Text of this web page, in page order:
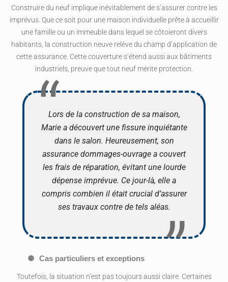
Construire du neuf implique inévitablement de s’assurer contre les
imprévus. Que ce soit pour une maison individuelle prête à accueillir
une famille ou un immeuble dans lequel se côtoieront divers
habitants, la construction neuve relève du champ d’application de
cette assurance. Cette couverture s’étend aussi aux bâtiments
industriels, preuve que tout neuf mérite protection.
Lors de la construction de sa maison,
Marie a découvert une fissure inquiétante
dans le salon. Heureusement, son
assurance dommages-ouvrage a couvert
les frais de réparation, évitant une lourde
dépense imprévue. Ce jour-là, elle a
compris combien il était crucial d’assurer
ses travaux contre de tels aléas.
Cas particuliers et exceptions
Toutefois, la situation n’est pas toujours aussi claire. Certaines